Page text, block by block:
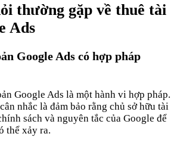
thường gặp về thuê tài
Ads
Google Ads có hợp pháp
Google Ads là một hành vi hợp pháp.
nhắc là đảm bảo rằng chủ sở hữu tài
sách và nguyên tắc của Google để
thể xảy ra.